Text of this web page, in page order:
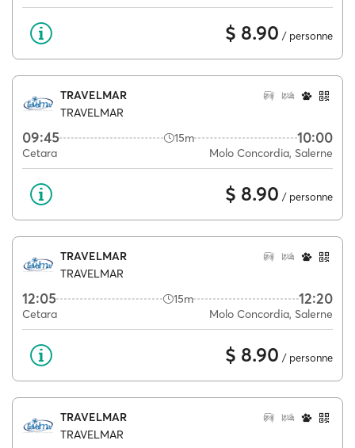
$ 8.90 / personne
TRAVELMAR
TRAVELMAR
09:45 15m 10:00
Cetara Molo Concordia, Salerne
$ 8.90 / personne
TRAVELMAR
TRAVELMAR
12:05 15m 12:20
Cetara Molo Concordia, Salerne
$ 8.90 / personne
TRAVELMAR
TRAVELMAR